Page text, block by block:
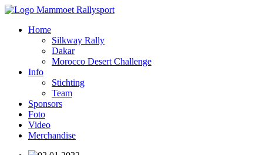
Home
Silkway Rally
Dakar
Morocco Desert Challenge
Info
Stichting
Team
Sponsors
Foto
Video
Merchandise